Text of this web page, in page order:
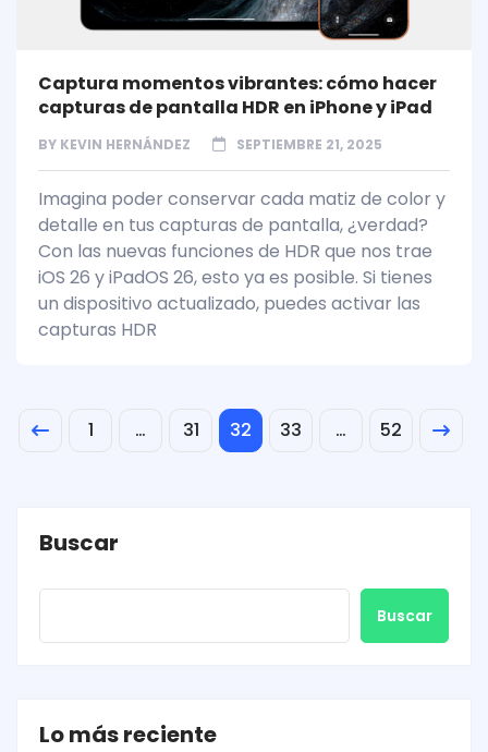
Captura momentos vibrantes: cómo hacer
capturas de pantalla HDR en iPhone y iPad
BY KEVIN HERNÁNDEZ SEPTIEMBRE 21, 2025
Imagina poder conservar cada matiz de color y
detalle en tus capturas de pantalla, ¿verdad?
Con las nuevas funciones de HDR que nos trae
iOS 26 y iPadOS 26, esto ya es posible. Si tienes
un dispositivo actualizado, puedes activar las
capturas HDR
1 … 31 32 33 … 52
Buscar
Buscar
Lo más reciente